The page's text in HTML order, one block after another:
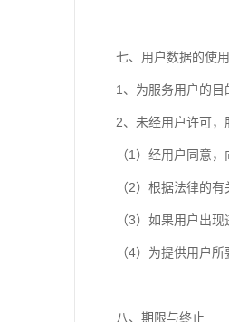
七、用户数据的使
1 、为服务用户的目
2、未经用户许可，
（1 ）经用户同意，
（2）根据法律的有
（3）如果用户出现
（4）为提供用户所
八、期限与终止